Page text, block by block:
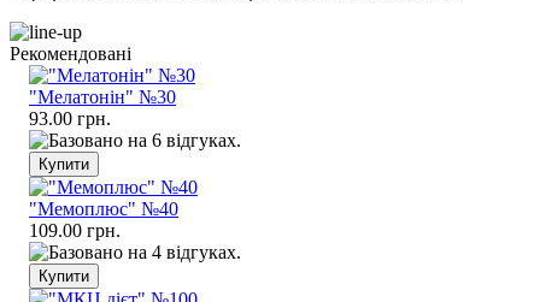
Рекомендовані
"Мелатонін" №30
93.00 грн.
"Мемоплюс" №40
109.00 грн.